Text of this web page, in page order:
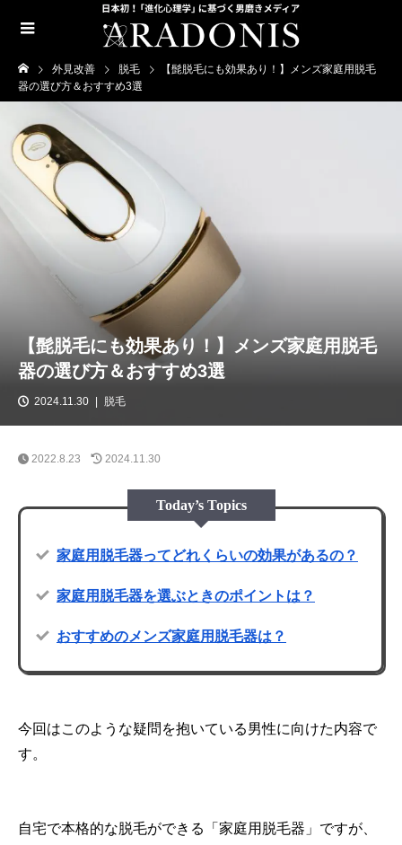
外見改善 脱毛
【髭脱毛にも効果あり！】メンズ家庭用脱毛
器の選び方＆おすすめ3選
【髭脱毛にも効果あり！】メンズ家庭用脱毛
器の選び方＆おすすめ3選
2024.11.30 脱毛
2022.8.23 2024.11.30
Today’s Topics
家庭用脱毛器ってどれくらいの効果があるの？
家庭用脱毛器を選ぶときのポイントは？
おすすめのメンズ家庭用脱毛器は？
今回はこのような疑問を抱いている男性に向けた内容で
す。
自宅で本格的な脱毛ができる「家庭用脱毛器」ですが、